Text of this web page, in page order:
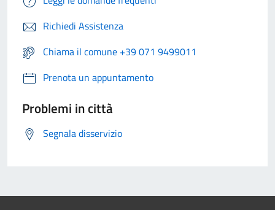
Richiedi Assistenza
Chiama il comune +39 071 9499011
Prenota un appuntamento
Problemi in città
Segnala disservizio